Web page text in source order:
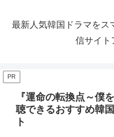
最新人気韓国ドラマをス
信サイト
PR
『運命の転換点～僕
聴できるおすすめ韓
ト